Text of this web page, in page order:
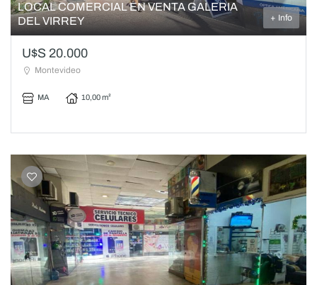
LOCAL COMERCIAL EN VENTA GALERIA
DEL VIRREY
+ Info
U$S 20.000
Montevideo
MA 10,00 m²